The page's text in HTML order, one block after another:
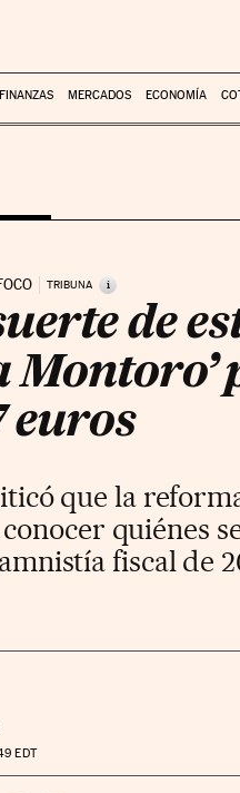
MERCADOS ECONOMÍA
TRIBUNA i
de
Montoro’
euros
que la
quiénes
fiscal de
EDT